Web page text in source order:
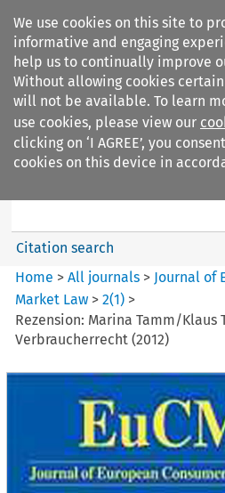
We use cookies on this site to
informative and engaging
help us to continually improve
Without allowing cookies
will not be available. To learn
use cookies, please view our
clicking on ‘I AGREE’, you
cookies on this device in
Search filters
Journal of European Consumer
Citation search
Home >All journals > Journal of
Market Law >2(1) >
Rezension: Marina Tamm/Klaus
Verbraucherrecht (2012)